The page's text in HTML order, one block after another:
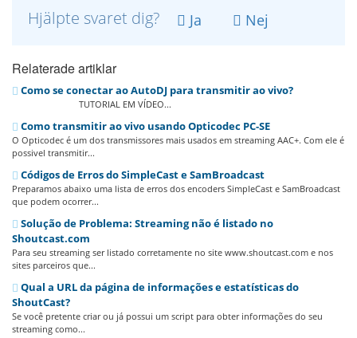
Hjälpte svaret dig? Ja Nej
Relaterade artiklar
Como se conectar ao AutoDJ para transmitir ao vivo?
TUTORIAL EM VÍDEO...
Como transmitir ao vivo usando Opticodec PC-SE
O Opticodec é um dos transmissores mais usados em streaming AAC+. Com ele é
possivel transmitir...
Códigos de Erros do SimpleCast e SamBroadcast
Preparamos abaixo uma lista de erros dos encoders SimpleCast e SamBroadcast
que podem ocorrer...
Solução de Problema: Streaming não é listado no
Shoutcast.com
Para seu streaming ser listado corretamente no site www.shoutcast.com e nos
sites parceiros que...
Qual a URL da página de informações e estatísticas do
ShoutCast?
Se você pretente criar ou já possui um script para obter informações do seu
streaming como...